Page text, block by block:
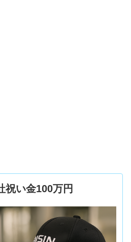
祝い金100万円